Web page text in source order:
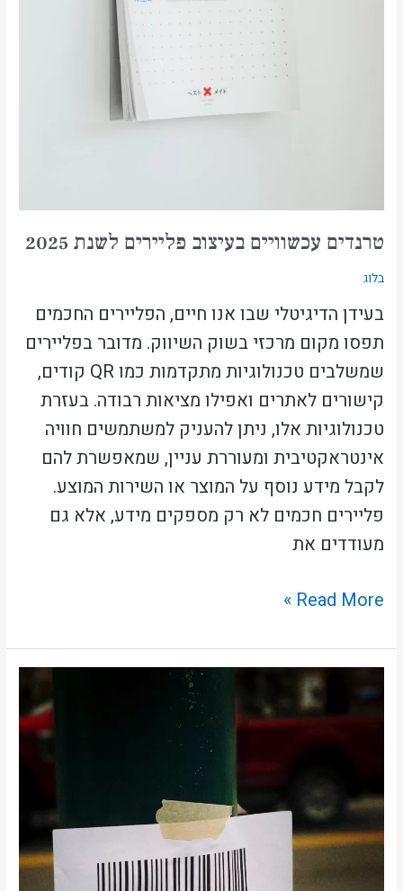
טרנדים עכשוויים בעיצוב פליירים לשנת 2025
בלוג
בעידן הדיגיטלי שבו אנו חיים, הפליירים החכמים
תפסו מקום מרכזי בשוק השיווק. מדובר בפליירים
שמשלבים טכנולוגיות מתקדמות כמו QR קודים,
קישורים לאתרים ואפילו מציאות רבודה. בעזרת
טכנולוגיות אלו, ניתן להעניק למשתמשים חוויה
אינטראקטיבית ומעוררת עניין, שמאפשרת להם
לקבל מידע נוסף על המוצר או השירות המוצע.
פליירים חכמים לא רק מספקים מידע, אלא גם
מעודדים את
Read More »
כדאי
QR
בפליירים
שלך?